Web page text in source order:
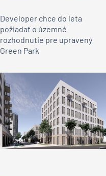
Developer chce do leta
požiadať o územné
rozhodnutie pre upravený
Green Park